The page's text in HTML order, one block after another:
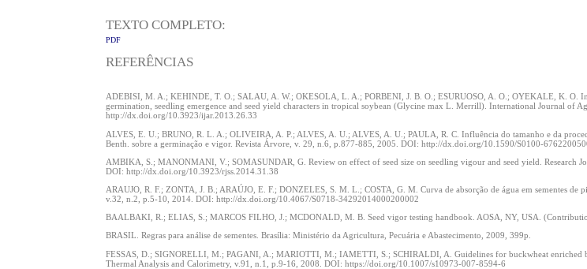
TEXTO COMPLETO:
PDF
REFERÊNCIAS
ADEBISI, M. A.; KEHINDE, T. O.; SALAU, A. W.; OKESOLA, L. A.; PORBENI, J. B. O.; ESURUOSO, A. O.; OYEKALE, K. O.
germination, seedling emergence and seed yield characters in tropical soybean (Glycine max L. Merrill). International Journal of
http://dx.doi.org/10.3923/ijar.2013.26.33
ALVES, E. U.; BRUNO, R. L. A.; OLIVEIRA, A. P.; ALVES, A. U.; ALVES, A. U.; PAULA, R. C. Influência do tamanho e da
Benth. sobre a germinação e vigor. Revista Árvore, v. 29, n.6, p.877-885, 2005. DOI: http://dx.doi.org/10.1590/S0100-
AMBIKA, S.; MANONMANI, V.; SOMASUNDAR, G. Review on effect of seed size on seedling vigour and seed yield. Research
DOI: http://dx.doi.org/10.3923/rjss.2014.31.38
ARAUJO, R. F.; ZONTA, J. B.; ARAÚJO, E. F.; DONZELES, S. M. L.; COSTA, G. M. Curva de absorção de água em sementes de
v.32, n.2, p.5-10, 2014. DOI: http://dx.doi.org/10.4067/S0718-34292014000200002
BAALBAKI, R.; ELIAS, S.; MARCOS FILHO, J.; MCDONALD, M. B. Seed vigor testing handbook. AOSA, NY, USA.
BRASIL. Regras para análise de sementes. Brasília: Ministério da Agricultura, Pecuária e Abastecimento, 2009, 399p.
FESSAS, D.; SIGNORELLI, M.; PAGANI, A.; MARIOTTI, M.; IAMETTI, S.; SCHIRALDI, A. Guidelines for buckwheat enriched
Thermal Analysis and Calorimetry, v.91, n.1, p.9-16, 2008. DOI: https://doi.org/10.1007/s10973-007-8594-6